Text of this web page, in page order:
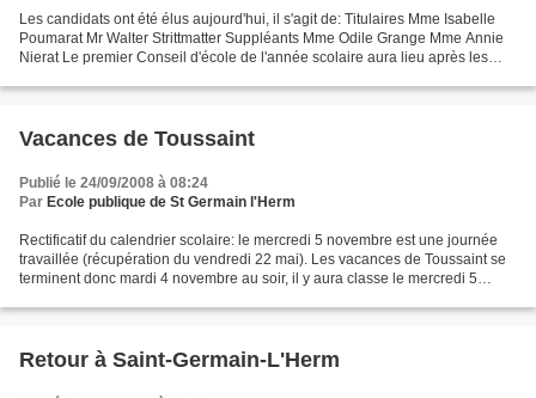
Les candidats ont été élus aujourd'hui, il s'agit de: Titulaires Mme Isabelle
Poumarat Mr Walter Strittmatter Suppléants Mme Odile Grange Mme Annie
Nierat Le premier Conseil d'école de l'année scolaire aura lieu après les
Vacances de Toussaint
Publié le 24/09/2008 à 08:24
Par Ecole publique de St Germain l'Herm
Rectificatif du calendrier scolaire: le mercredi 5 novembre est une journée
travaillée (récupération du vendredi 22 mai). Les vacances de Toussaint se
terminent donc mardi 4 novembre au soir, il y aura classe le mercredi 5
Retour à Saint-Germain-L'Herm